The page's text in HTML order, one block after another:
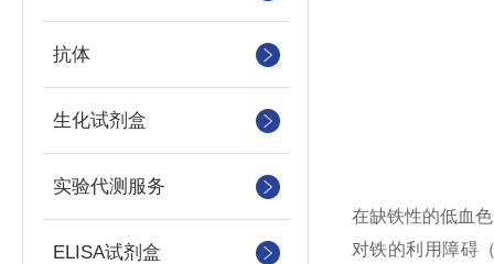
抗体
生化试剂盒
实验代测服务
ELISA试剂盒
在缺铁性的低血
对铁的利用障碍